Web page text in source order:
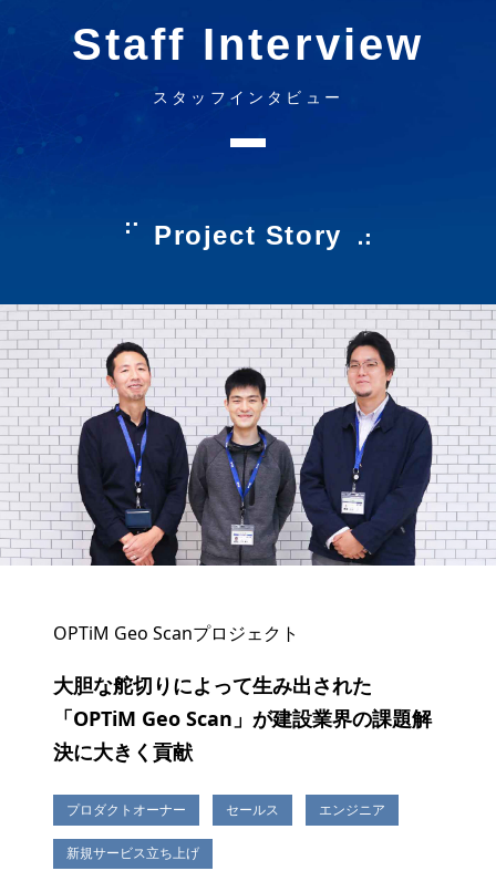
Staff Interview
スタッフインタビュー
Project Story
OPTiM Geo Scanプロジェクト
大胆な舵切りによって生み出された
「OPTiM Geo Scan」が建設業界の課題解
決に大きく貢献
プロダクトオーナー セールス エンジニア
新規サービス立ち上げ